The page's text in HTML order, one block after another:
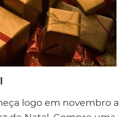
logo em novembro a